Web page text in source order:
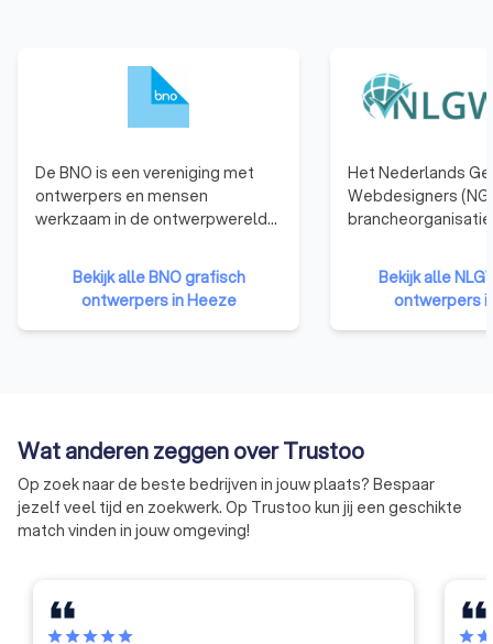
De BNO is een vereniging met
ontwerpers en mensen
werkzaam in de ontwerpwereld
vertegenwoordigt en versterkt
ontwerpers in Nederland.
Bekijk alle BNO grafisch
ontwerpers in Heeze
Het Nederlands
Webdesigners
die zijn
hebben namelijk
de nodige kennis,
vaardigheden te
gedragscode van
betekent dat ze
eigen gang kunnen
moeten voldoen
Bekijk alle
ontwerpers
Wat anderen zeggen over Trustoo
Op zoek naar de beste bedrijven in jouw plaats? Bespaar
jezelf veel tijd en zoekwerk. Op Trustoo kun jij een geschikte
match vinden in jouw omgeving!
starstarstarstarstar starstar